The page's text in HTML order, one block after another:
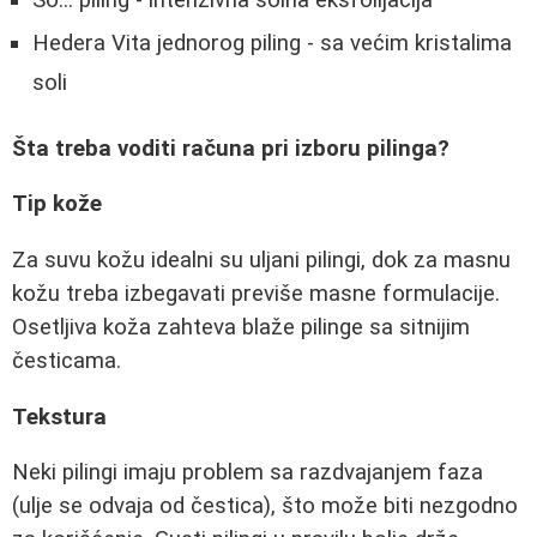
Hedera Vita jednorog piling - sa većim kristalima
soli
Šta treba voditi računa pri izboru pilinga?
Tip kože
Za suvu kožu idealni su uljani pilingi, dok za masnu
kožu treba izbegavati previše masne formulacije.
Osetljiva koža zahteva blaže pilinge sa sitnijim
česticama.
Tekstura
Neki pilingi imaju problem sa razdvajanjem faza
(ulje se odvaja od čestica), što može biti nezgodno